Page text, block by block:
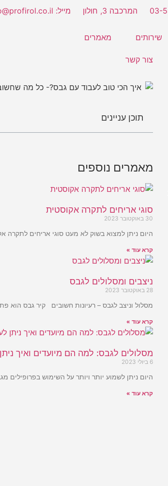
המרכבה 3, חולון מייל: info@profirol.co.il
שירותים מאמרים
צור קשר
תוכן עניינים
מאמרים נוספים
סוגי אריחים לתקרה אקוסטית
30 באוקטובר 2023
היום ניתן למצוא בשוק לא מעט סוגי אריחים לתקרה
קרא עוד »
ניצבים ומסלולים לגבס
28 באוקטובר 2023
מסלול וניצב לגבס – רעיונות חשובים קיר גבס הוא
קרא עוד »
מסלולים לגבס: למה הם מיועדים ואיך
6 ביולי 2023
היום ניתן לשמוע יותר ויותר על השימוש
קרא עוד »